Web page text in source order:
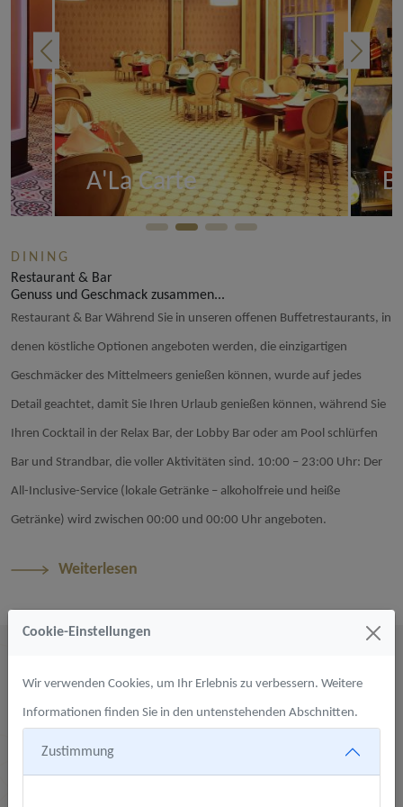
A'La Carte
DINING
Restaurant & Bar
Genuss und Geschmack zusammen...
Restaurant & Bar Während Sie in unseren offenen Buffetrestaurants, in
denen köstliche Optionen angeboten werden, die einzigartigen
Geschmäcker des Mittelmeers genießen können, wurde auf jedes
Detail geachtet, damit Sie Ihren Urlaub genießen können, während Sie
Ihren Cocktail in der Relax Bar, der Lobby Bar oder am Pool schlürfen
Bar und Strandbar, die voller Aktivitäten sind. 10:00 – 23:00 Uhr: Der
All-Inclusive-Service (lokale Getränke – alkoholfreie und heiße
Getränke) wird zwischen 00:00 und 00:00 Uhr angeboten.
Weiterlesen
SPA
Tu dir selbst einen Gefallen!
Cookie-Einstellungen
Wir verwenden Cookies, um Ihr Erlebnis zu verbessern. Weitere
Informationen finden Sie in den untenstehenden Abschnitten.
Zustimmung